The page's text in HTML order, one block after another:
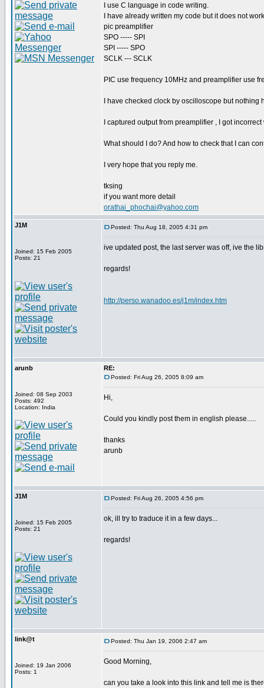
I use C language in code writing.
I have already written my code but it does not
pic preamplifier
SPO ----- SPI
SPI ----- SPO
SCLK --- SCLK
PIC use frequency 10MHz and preamplifier use
I have checked clock by oscilloscope but nothing
I captured output from preamplifier , I got
What should I do? And how to check that I can
I very hope that you reply me.
tksing
if you want more detail
orathai_phochai@yahoo.com
J1M
Joined: 15 Feb 2005
Posts: 21
Posted: Thu Aug 18, 2005 4:31 pm
ive updated post, the last server was off, ive the
regards!
http://perso.wanadoo.es/j1m/index.htm
arunb
Joined: 08 Sep 2003
Posts: 492
Location: India
RE:
Posted: Fri Aug 26, 2005 8:09 am
Hi,
Could you kindly post them in english please.....
thanks
arunb
J1M
Joined: 15 Feb 2005
Posts: 21
Posted: Fri Aug 26, 2005 4:56 pm
ok, ill try to traduce it in a few days...
regards!
link@t
Joined: 19 Jan 2006
Posts: 1
Posted: Thu Jan 19, 2006 2:47 am
Good Morning,
can you take a look into this link and tell me is